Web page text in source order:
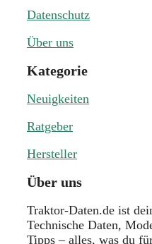
Datenschutz
Über uns
Kategorie
Neuigkeiten
Ratgeber
Hersteller
Über uns
Traktor-Daten.de ist
Technische Daten,
Tipps – alles, was du